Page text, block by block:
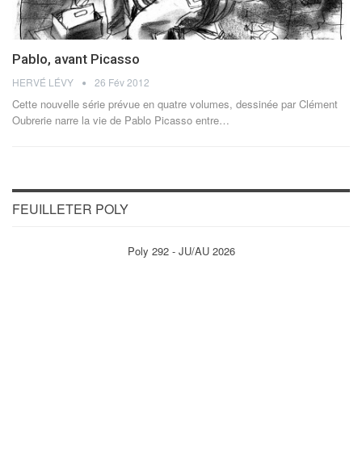
Pablo, avant Picasso
HERVÉ LÉVY 26 Fév 2012
Cette nouvelle série prévue en quatre volumes, dessinée par Clément
Oubrerie narre la vie de Pablo Picasso entre…
FEUILLETER POLY
Poly 292 - JU/AU 2026